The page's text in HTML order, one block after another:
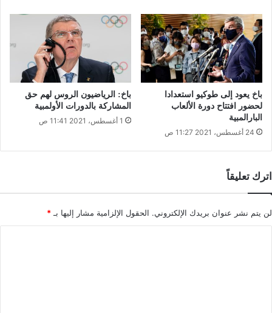
باخ يعود إلى طوكيو استعدادا
لحضور افتتاح دورة الألعاب
البارالمبية
24 أغسطس، 2021 11:27 ص
باخ: الرياضيون الروس لهم حق
المشاركة بالدورات الأولمبية
1 أغسطس، 2021 11:41 ص
اترك تعليقاً
لن يتم نشر عنوان بريدك الإلكتروني. الحقول الإلزامية مشار إليها بـ *